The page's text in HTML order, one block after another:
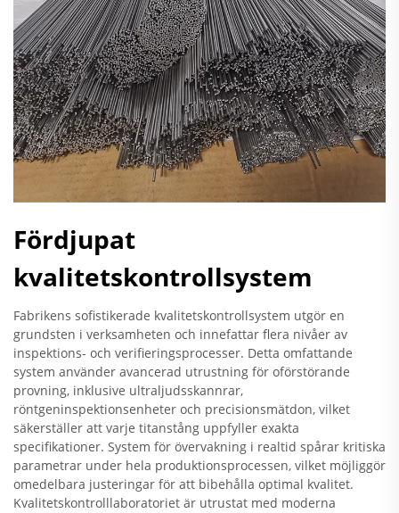
Fördjupat
kvalitetskontrollsystem
Fabrikens sofistikerade kvalitetskontrollsystem utgör en
grundsten i verksamheten och innefattar flera nivåer av
inspektions- och verifieringsprocesser. Detta omfattande
system använder avancerad utrustning för oförstörande
provning, inklusive ultraljudsskannrar,
röntgeninspektionsenheter och precisionsmätdon, vilket
säkerställer att varje titanstång uppfyller exakta
specifikationer. System för övervakning i realtid spårar kritiska
parametrar under hela produktionsprocessen, vilket möjliggör
omedelbara justeringar för att bibehålla optimal kvalitet.
Kvalitetskontrolllaboratoriet är utrustat med moderna